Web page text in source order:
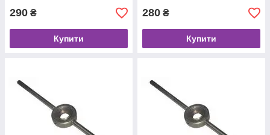
290 ₴
Купити
280 ₴
Купити